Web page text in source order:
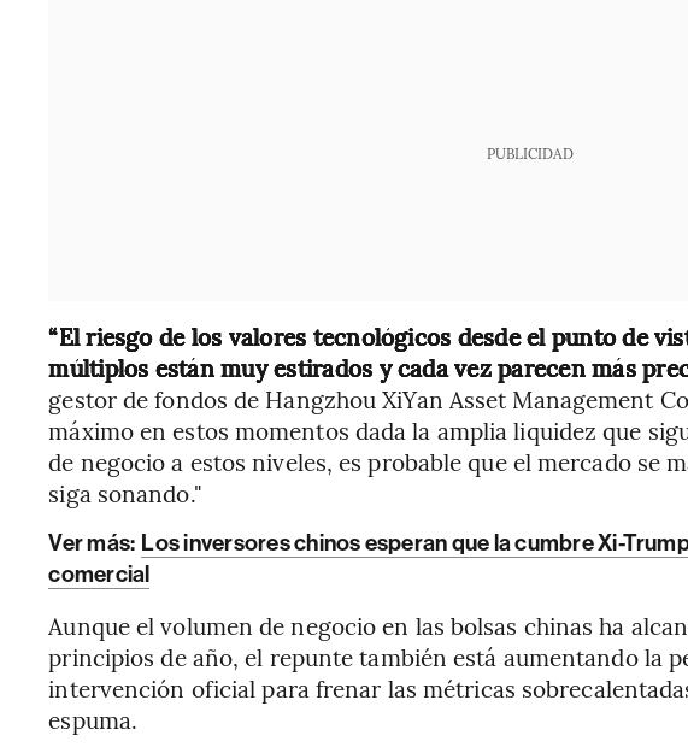
PUBLICIDAD
“El riesgo de los valores tecnológicos desde el punto de
múltiplos están muy estirados y cada vez parecen más
gestor de fondos de Hangzhou XiYan Asset Management
máximo en estos momentos dada la amplia liquidez que
de negocio a estos niveles, es probable que el mercado se
siga sonando."
Ver más: Los inversores chinos esperan que la cumbre Xi-
comercial
Aunque el volumen de negocio en las bolsas chinas ha
principios de año, el repunte también está aumentando la
intervención oficial para frenar las métricas
espuma.